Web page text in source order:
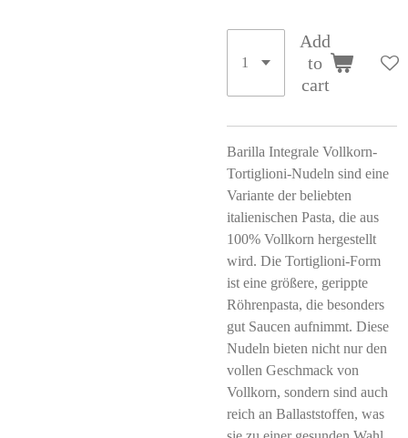
Add
to
cart
Barilla Integrale Vollkorn-
Tortiglioni-Nudeln sind eine
Variante der beliebten
italienischen Pasta, die aus
100% Vollkorn hergestellt
wird. Die Tortiglioni-Form
ist eine größere, gerippte
Röhrenpasta, die besonders
gut Saucen aufnimmt. Diese
Nudeln bieten nicht nur den
vollen Geschmack von
Vollkorn, sondern sind auch
reich an Ballaststoffen, was